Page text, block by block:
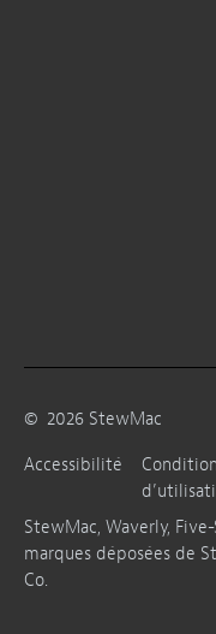
© 2026 StewMac
Accessibilité
StewMac, Waverly,
marques déposées de
Co.